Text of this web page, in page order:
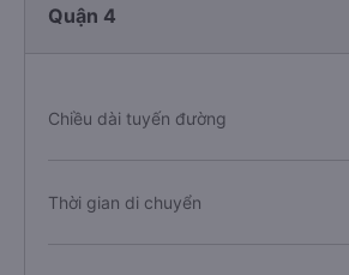
Quận 4
Chiều dài tuyến đường
Thời gian di chuyển